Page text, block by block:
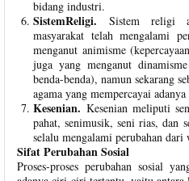
bidang industri.
SistemReligi. Sistem religi
masyarakat telah mengalami
menganut animisme
juga yang menganut
benda-benda), namun sekarang
agama yang mempercayai
Kesenian. Kesenian meliputi
pahat, senimusik, seni rias, dan
selalu mengalami perubahan
Sifat Perubahan Sosial
Proses-proses perubahan sosial